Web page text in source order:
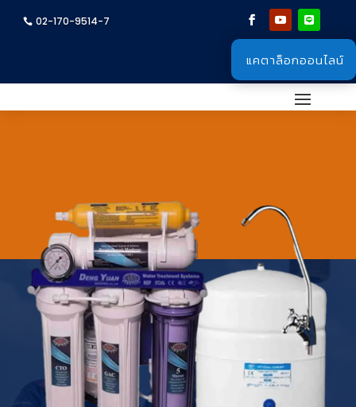
02-170-9514-7
แคตาล็อกออนไลน์